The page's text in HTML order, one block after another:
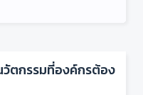
วัตกรรมที่องค์กรต้อง